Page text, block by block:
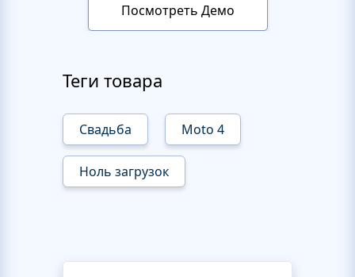
Посмотреть Демо
Теги товара
Свадьба Moto 4
Ноль загрузок